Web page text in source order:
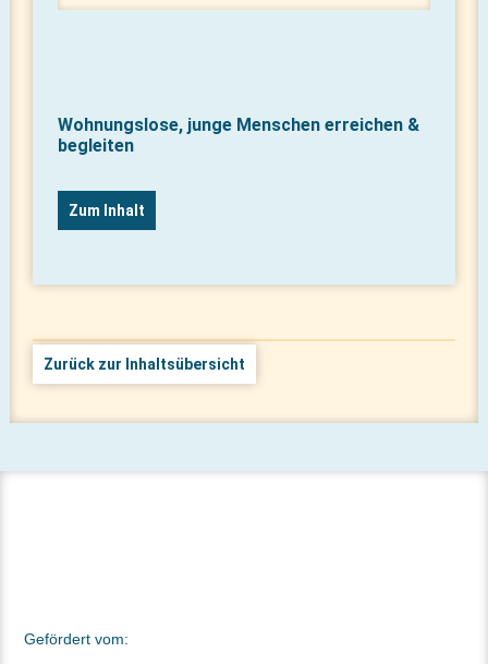
Wohnungslose, junge Menschen erreichen &
begleiten
Zum Inhalt
Zurück zur Inhaltsübersicht
Gefördert vom: